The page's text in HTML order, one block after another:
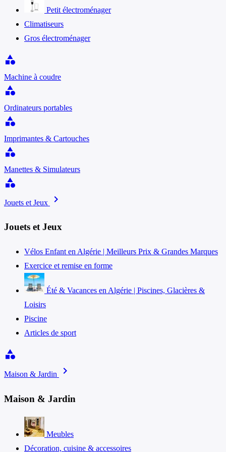
Petit électroménager
Climatiseurs
Gros électroménager
category
Machine à coudre
category
Ordinateurs portables
category
Imprimantes & Cartouches
category
Manettes & Simulateurs
category
Jouets et Jeux chevron_right
Jouets et Jeux
Vélos Enfant en Algérie | Meilleurs Prix & Grandes Marques
Exercice et remise en forme
Été & Vacances en Algérie | Piscines, Glacières &
Loisirs
Piscine
Articles de sport
category
Maison & Jardin chevron_right
Maison & Jardin
Meubles
Décoration, cuisine & accessoires